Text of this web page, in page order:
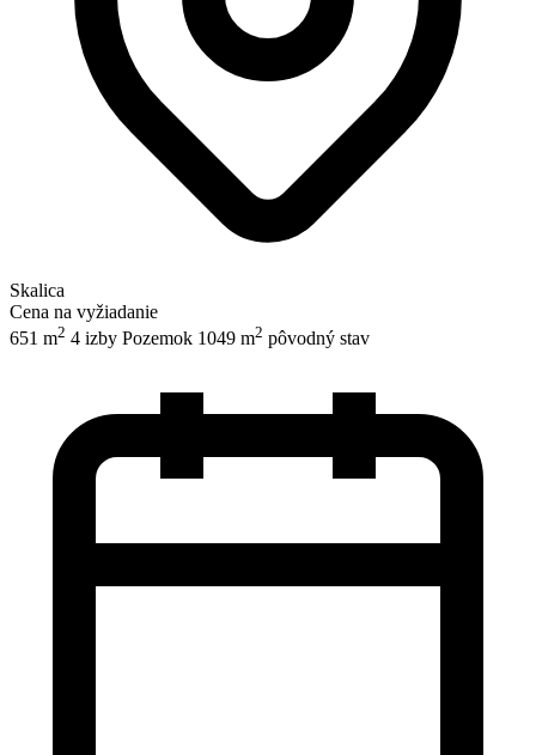
Skalica
Cena na vyžiadanie
651 m2 4 izby Pozemok 1049 m2 pôvodný stav